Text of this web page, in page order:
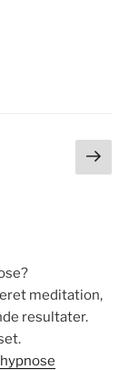
side
meditation,
resultater.